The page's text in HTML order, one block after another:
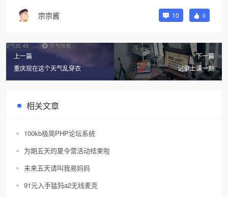
宗宗酱 10 0
上一篇
重庆现在这个天气乱穿衣
下一篇
记录上课一刻
相关文章
100kb极简PHP论坛系统
为期五天的夏令营活动结束啦
未来五天请叫我易妈妈
91元入手猛犸a2无线麦克